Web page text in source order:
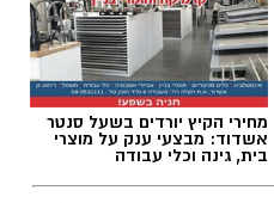
מחירי הקיץ יורדים בשעל סנטר
אשדוד: מבצעי ענק על מוצרי
בית, גינה וכלי עבודה